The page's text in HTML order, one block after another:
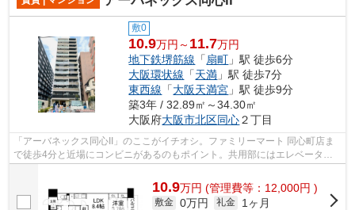
敷0
10.9万円～ 11.7万円
地下鉄堺筋線 「扇町 」駅 徒歩6分
大阪環状線 「天満 」駅 徒歩7分
東西線 「大阪天満宮 」駅 徒歩9分
築3年 / 32.89㎡～34.30㎡
大阪府大阪市北区同心２丁目
「アーバネックス同心II」のここがイチオシ。ファミリーマート 同心町店ま
で徒歩4分と近場にコンビニがあるのもポイント。共用部にはエレベータ・
10.9万円 (管理費等：12,000円 )
敷金 0万円 礼金
1ヶ月